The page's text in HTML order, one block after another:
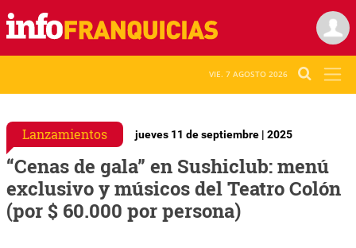
VIE. 7 AGOSTO 2026
Lanzamientos jueves 11 de septiembre | 2025
“Cenas de gala” en Sushiclub: menú
exclusivo y músicos del Teatro Colón
(por $ 60.000 por persona)